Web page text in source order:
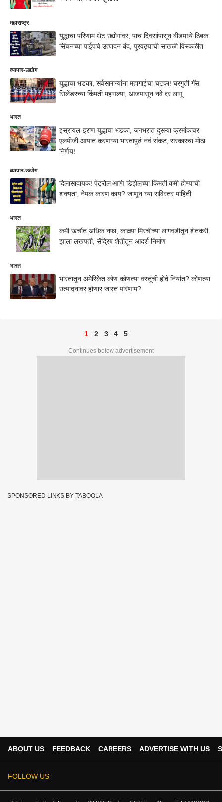
महाराष्ट्र
युद्धाचा परिणाम थेट उद्योगांवर, पाच दिवसांपासून बीडमध्ये ठिबक
सिंचनच्या पाईपचे उत्पादन बंद, पुरवठ्याची साखळी विस्कळीत
व्यापार-उद्योग
युद्धाचा भडका, सर्वसामान्यांना महागाईचा चटका! घरगुती गॅस
सिलेंडरच्या किंमती महागल्या; आजपासून नवे दर लागू
भारत
इस्रायल-इराण युद्धाचा भडका, जगभरात दुसऱ्या क्रमांकावर
एलपीजी आयात करणाऱ्या भारतापुढं नवं संकट; सरकारचा मोठा
निर्णय!
व्यापार-उद्योग
दिलासादायक! पेट्रोल आणि डिझेलच्या किंमती कमी होण्याची
शक्यता, नेमकं कारण काय? जाणून घ्या सविस्तर माहिती
भारत
कमी खर्चात अधिक नफा, काळ्या मिरचीच्या लागवडीतून शेतकरी
झाला लखपती, सेंद्रिय शेतीतून आदर्श निर्माण
भारत
भारतातून अमेरिकेत कोण कोणत्या वस्तूंची होते निर्यात? कोणत्या
उत्पादनावर होणार जास्त परिणाम?
1 2 3 4 5
Continues below advertisement
SPONSORED LINKS BY TABOOLA
ABOUT US FEEDBACK CAREERS ADVERTISE WITH US
FOLLOW US